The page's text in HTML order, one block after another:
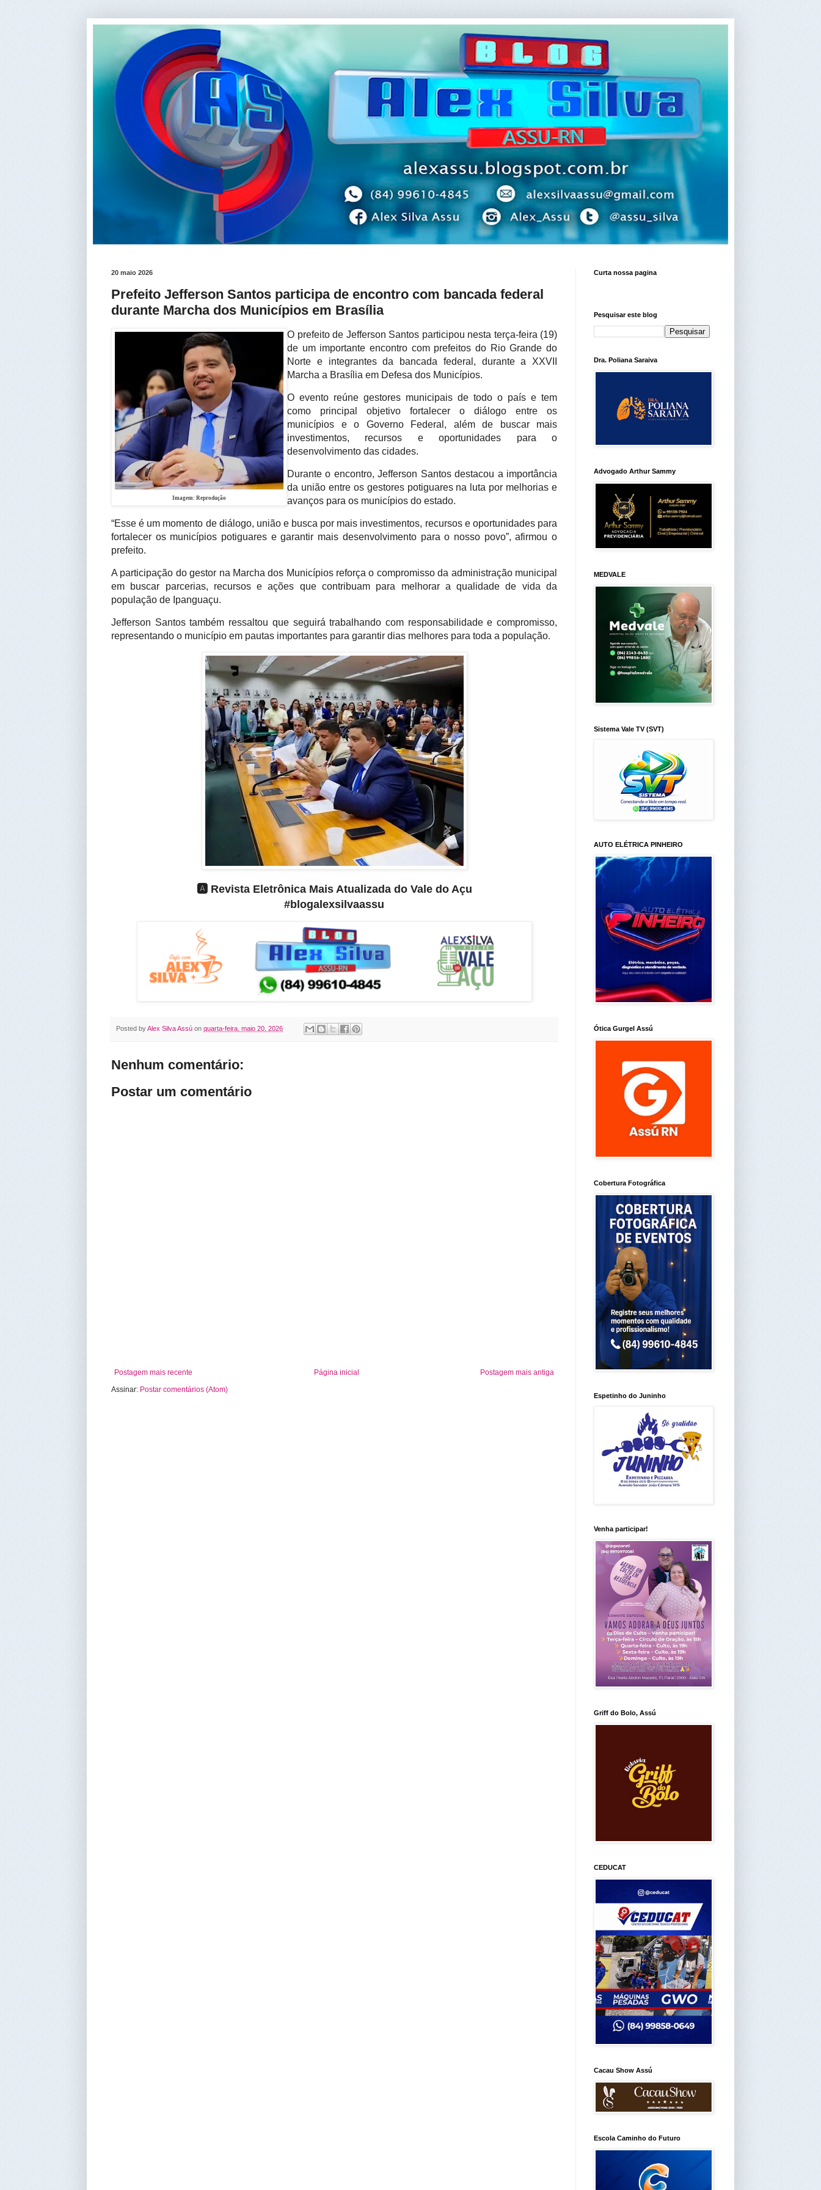
20 maio 2026
Prefeito Jefferson Santos participa de encontro com bancada federal
durante Marcha dos Municípios em Brasília
Imagem: Reprodução
O prefeito de Jefferson Santos participou nesta terça-feira (19)
de um importante encontro com prefeitos do Rio Grande do
Norte e integrantes da bancada federal, durante a XXVII
Marcha a Brasília em Defesa dos Municípios.
O evento reúne gestores municipais de todo o país e tem
como principal objetivo fortalecer o diálogo entre os
municípios e o Governo Federal, além de buscar mais
investimentos, recursos e oportunidades para o
desenvolvimento das cidades.
Durante o encontro, Jefferson Santos destacou a importância
da união entre os gestores potiguares na luta por melhorias e
avanços para os municípios do estado.
“Esse é um momento de diálogo, união e busca por mais investimentos, recursos e oportunidades para
fortalecer os municípios potiguares e garantir mais desenvolvimento para o nosso povo”, afirmou o
prefeito.
A participação do gestor na Marcha dos Municípios reforça o compromisso da administração municipal
em buscar parcerias, recursos e ações que contribuam para melhorar a qualidade de vida da
população de Ipanguaçu.
Jefferson Santos também ressaltou que seguirá trabalhando com responsabilidade e compromisso,
representando o município em pautas importantes para garantir dias melhores para toda a população.
🅰️ Revista Eletrônica Mais Atualizada do Vale do Açu
#blogalexsilvaassu
Posted byAlex Silva Assú on quarta-feira, maio 20, 2026
Nenhum comentário:
Postar um comentário
Postagem mais recente Postagem mais antiga
Página inicial
Assinar: Postar comentários (Atom)
Curta nossa pagina
Pesquisar este blog
Dra. Poliana Saraiva
Advogado Arthur Sammy
MEDVALE
Sistema Vale TV (SVT)
AUTO ELÉTRICA PINHEIRO
Ótica Gurgel Assú
Cobertura Fotográfica
Espetinho do Juninho
Venha participar!
Griff do Bolo, Assú
CEDUCAT
Cacau Show Assú
Escola Caminho do Futuro